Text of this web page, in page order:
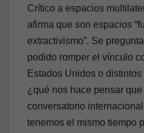
Crítico a espacios
afirma que son espacios
extractivismo”. Se
podido romper el vínculo
Estados Unidos o
¿qué nos hace pensar
conversatorio
tenemos el mismo tiempo